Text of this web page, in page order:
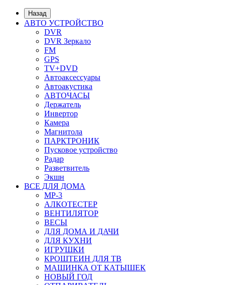
Назад
АВТО УСТРОЙСТВО
DVR
DVR Зеркало
FM
GPS
TV+DVD
Автоаксессуары
Автоакустика
АВТОЧАСЫ
Держатель
Инвертор
Камера
Магнитола
ПАРКТРОНИК
Пусковое устройство
Радар
Разветвитель
Экшн
ВСЕ ДЛЯ ДОМА
MP-3
АЛКОТЕСТЕР
ВЕНТИЛЯТОР
ВЕСЫ
ДЛЯ ДОМА И ДАЧИ
ДЛЯ КУХНИ
ИГРУШКИ
КРОШТЕИН ДЛЯ ТВ
МАШИНКА ОТ КАТЫШЕК
НОВЫЙ ГОД